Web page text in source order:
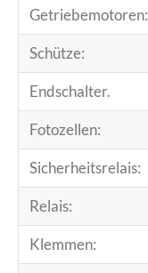
Getriebemotoren:
Schütze:
Endschalter.
Fotozellen:
Sicherheitsrelais:
Relais:
Klemmen: